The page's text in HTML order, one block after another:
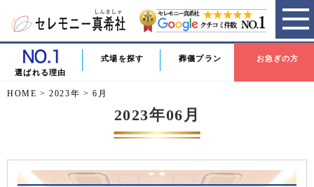
選ばれる理由
式場を探す 葬儀プラン お急ぎの方
HOME >2023年 >6月
2023年06月